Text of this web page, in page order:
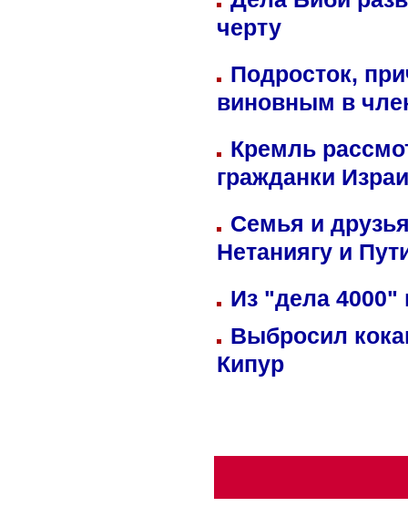
черту
Подросток,
виновным в
Кремль
гражданки
Семья и
Нетаниягу и
Из "дела 4000"
Выбросил
Кипур